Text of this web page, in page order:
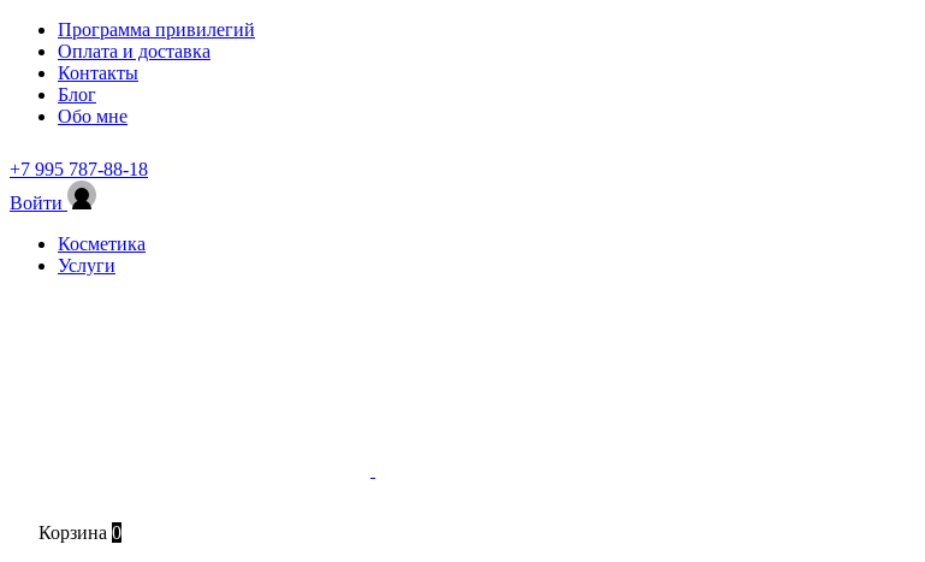
Программа привилегий
Оплата и доставка
Контакты
Блог
Обо мне
+7 995 787-88-18
Войти
Косметика
Услуги
Корзина 0